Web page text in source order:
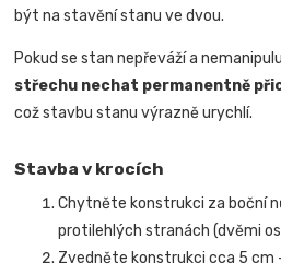
být na stavění stanu ve dvou.
Pokud se stan nepřeváží a
střechu nechat permanentně
což stavbu stanu výrazně urychlí.
Stavba v krocích
Chytněte konstrukci za boční
protilehlých stranách (dvěmi
Zvedněte konstrukci cca 5 cm